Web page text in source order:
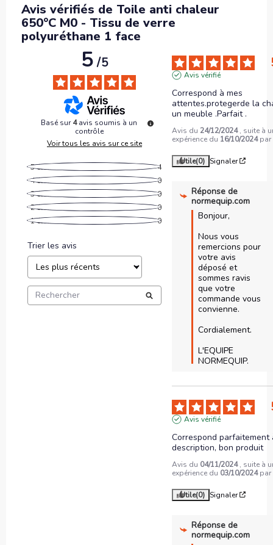
Avis vérifiés de Toile anti chaleur
650°C M0 - Tissu de verre
polyuréthane 1 face
5/5
Basé sur4 avis soumis à un
contrôle
Voir tous les avis sur ce site
5étoiles
4
4étoiles
0
3étoiles
0
2étoiles
0
1étoile 0
Trier les avis
Avis vérifié
Correspond à mes
attentes.protegerde la
un meuble .Parfait .
Avis du 24/12/2024 , suite à
expérience du 16/10/2024 par
Utile(0) Signaler
Réponse de
normequip.com
Bonjour,
Nous vous
remercions pour
votre avis
déposé et
sommes ravis
que votre
commande vous
convienne.
Cordialement.
L'EQUIPE
NORMEQUIP.
Avis vérifié
Correspond parfaitement
description, bon produit
Avis du 04/11/2024 , suite à
expérience du 03/10/2024 par
Utile(0) Signaler
Réponse de
normequip.com